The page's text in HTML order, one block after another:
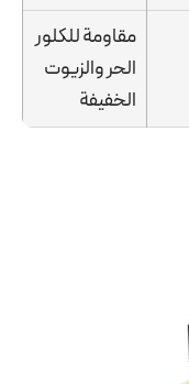
مقاومة للكلور
الحر والزيوت
الخفيفة